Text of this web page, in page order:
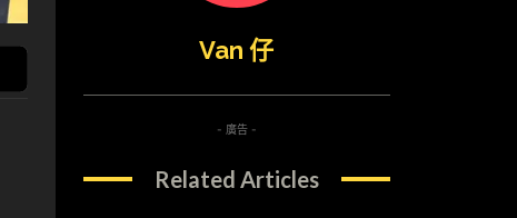
Van 仔
- 廣告 -
Related Articles